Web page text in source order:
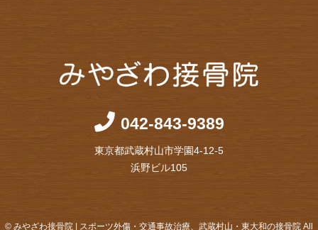
042-843-9389
東京都武蔵村山市学園4-12-5
浜野ビル105
© みやざわ接骨院 | スポーツ外傷・交通事故治療、武蔵村山・東大和の接骨院 All